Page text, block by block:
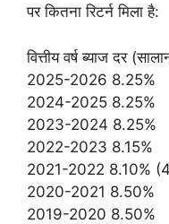
पर कितना रिटर्न मिला है:
वित्तीय वर्ष ब्याज दर
2025-2026 8.25%
2024-2025 8.25%
2023-2024 8.25%
2022-2023 8.15%
2021-2022 8.10%
2020-2021 8.50%
2019-2020 8.50%